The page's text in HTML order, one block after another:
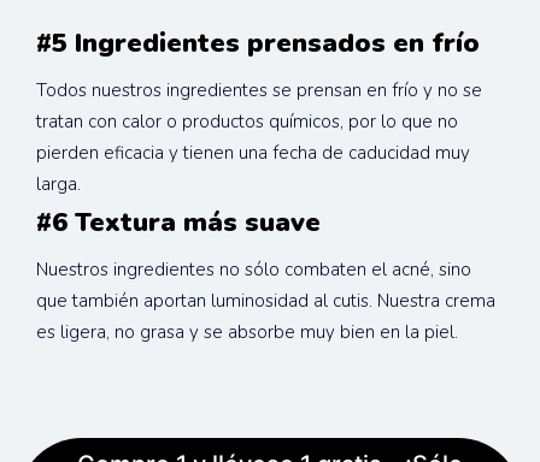
#5 Ingredientes prensados en frío
Todos nuestros ingredientes se prensan en frío y no se
tratan con calor o productos químicos, por lo que no
pierden eficacia y tienen una fecha de caducidad muy
larga.
#6 Textura más suave
Nuestros ingredientes no sólo combaten el acné, sino
que también aportan luminosidad al cutis. Nuestra crema
es ligera, no grasa y se absorbe muy bien en la piel.